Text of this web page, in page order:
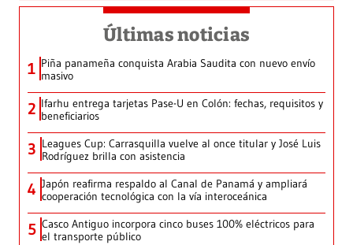
Últimas noticias
1 Piña panameña conquista Arabia Saudita con nuevo envío
masivo
2 Ifarhu entrega tarjetas Pase-U en Colón: fechas, requisitos y
beneficiarios
3 Leagues Cup: Carrasquilla vuelve al once titular y José Luis
Rodríguez brilla con asistencia
4 Japón reafirma respaldo al Canal de Panamá y ampliará
cooperación tecnológica con la vía interoceánica
5 Casco Antiguo incorpora cinco buses 100% eléctricos para
el transporte público